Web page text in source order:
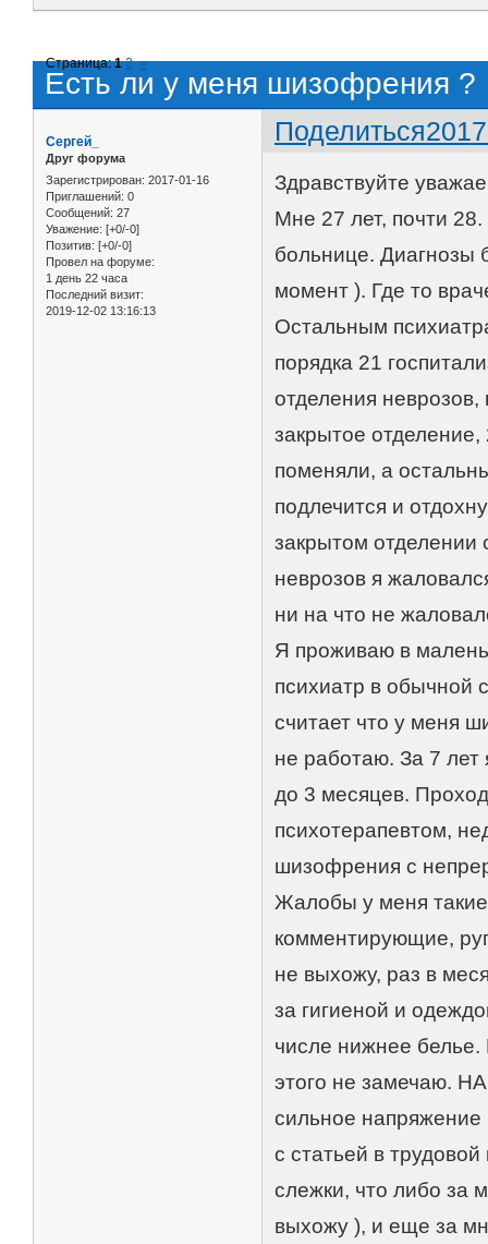
Есть ли у меня шизофрения ?
Страница:1 2 »
Поделиться
Сергей_
Друг форума
Зарегистрирован: 2017-01-16
Приглашений: 0
Сообщений: 27
Уважение: [+0/-0]
Позитив: [+0/-0]
Провел на форуме:
1 день 22 часа
Последний визит:
2019-12-02 13:16:13
Здравствуйте
Мне 27 лет, почти
больнице. Диагнозы
момент ). Где то
Остальным
порядка 21
отделения
закрытое
поменяли, а
подлечится и
закрытом отделении
неврозов я
ни на что не
Я проживаю в
психиатр в обычной
считает что у меня
не работаю. За 7 лет
до 3 месяцев.
психотерапевтом,
шизофрения с
Жалобы у меня
комментирующие,
не выхожу, раз в
за гигиеной и
числе нижнее белье.
этого не замечаю.
сильное напряжение
с статьей в
слежки, что либо за
выхожу ), и еще за